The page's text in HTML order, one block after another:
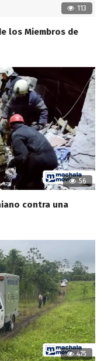
113
los Miembros de
56
contra una
475